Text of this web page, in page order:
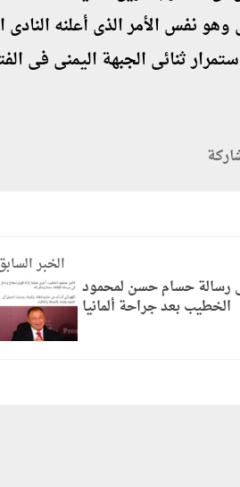
وهو نفس الأمر الذى أعلنه
ثنائى الجبهة اليمنى فى
الخبر
رسالة حسام حسن لمحمود
الخطيب بعد جراحة ألمانيا